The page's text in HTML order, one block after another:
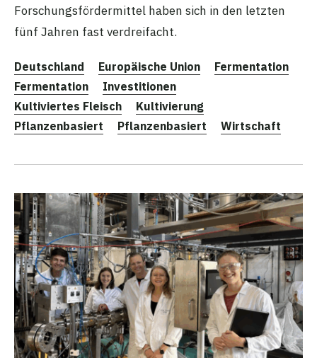
Forschungsfördermittel haben sich in den letzten
fünf Jahren fast verdreifacht.
Deutschland Europäische Union
Fermentation
Fermentation
Investitionen
Kultiviertes Fleisch
Kultivierung
Pflanzenbasiert
Pflanzenbasiert Wirtschaft